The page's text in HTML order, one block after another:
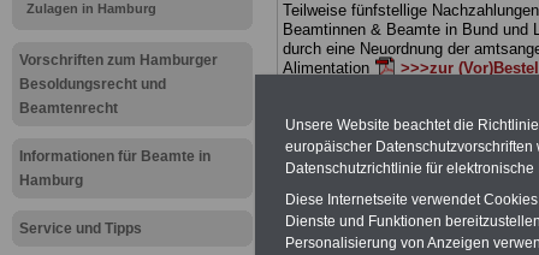
Zulagen in Hamburg
Vorschriften zum Hamburger
Besoldungsrecht und
Beamtenrecht
Informationen für Beamte in
Hamburg
Service und Tipps
Teilweise fünfstellige
Beamtinnen & Beamte in Bund und
durch eine Neuordnung der
Alimentation
>>>zur
>>>Mehr
Hamburg
Unsere Website beachtet die
europäischer
Datenschutzrichtlinie für
Diese Internetseite verwendet
Dienste und Funktionen
Personalisierung von Anzeigen